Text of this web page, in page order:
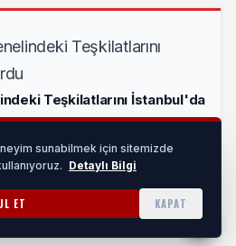
Teşkilatlarını İstanbul'da
sunabilmek için sitemizde
Detaylı Bilgi
ET KAPAT